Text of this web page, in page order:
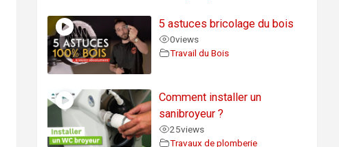
5 astuces bricolage du bois
0views
Travail du Bois
Comment installer un
sanibroyeur ?
25views
Travaux de plomberie